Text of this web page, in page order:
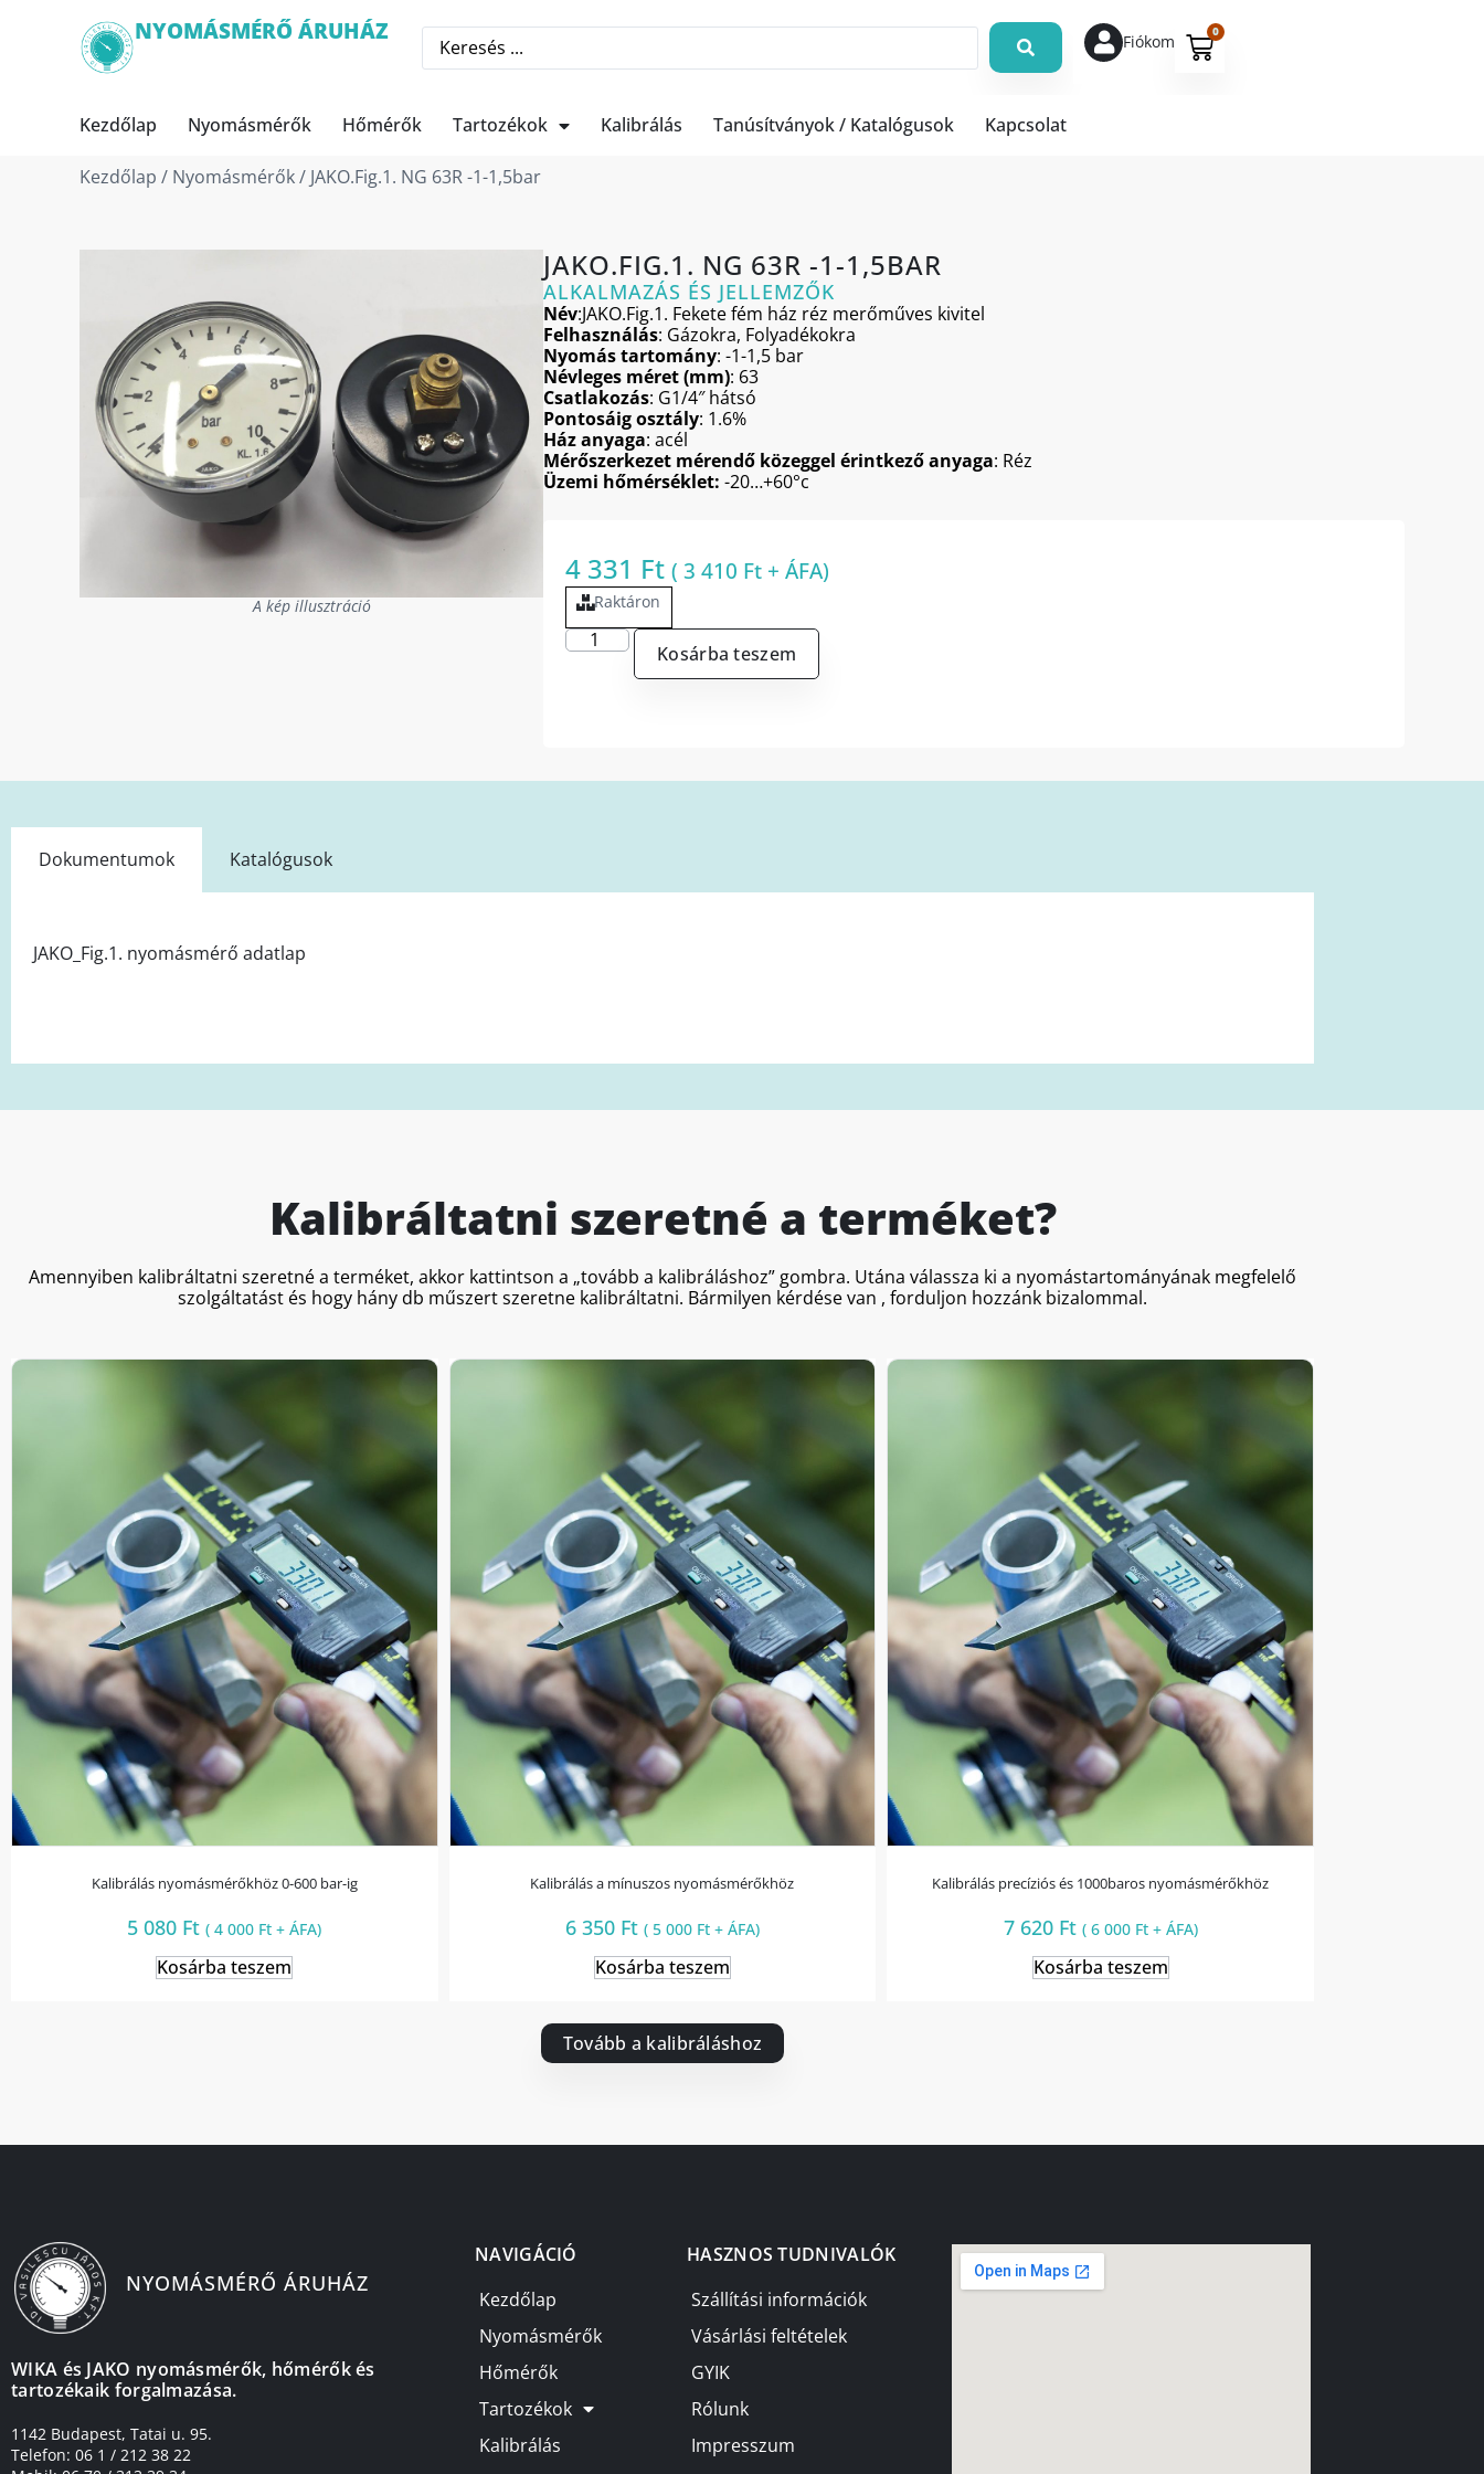
NYOMÁSMÉRŐ ÁRUHÁZ Fiókom
0
Kezdőlap Nyomásmérők Hőmérők Tartozékok Kalibrálás Tanúsítványok / Katalógusok Kapcsolat
Kezdőlap / Nyomásmérők/ JAKO.Fig.1. NG 63R -1-1,5bar
A kép illusztráció
JAKO.FIG.1. NG 63R -1-1,5BAR
ALKALMAZÁS ÉS JELLEMZŐK
Név:JAKO.Fig.1. Fekete fém ház réz merőműves kivitel
Felhasználás: Gázokra, Folyadékokra
Nyomás tartomány: -1-1,5 bar
Névleges méret (mm): 63
Csatlakozás: G1/4″ hátsó
Pontosáig osztály: 1.6%
Ház anyaga: acél
Mérőszerkezet mérendő közeggel érintkező anyaga: Réz
Üzemi hőmérséklet: -20…+60°c
4 331 Ft ( 3 410 Ft + ÁFA)
Raktáron
Kosárba teszem
Dokumentumok Katalógusok
JAKO_Fig.1. nyomásmérő adatlap
Kalibráltatni szeretné a terméket?
Amennyiben kalibráltatni szeretné a terméket, akkor kattintson a „tovább a kalibráláshoz” gombra. Utána válassza ki a nyomástartományának megfelelő
szolgáltatást és hogy hány db műszert szeretne kalibráltatni. Bármilyen kérdése van , forduljon hozzánk bizalommal.
Kalibrálás nyomásmérőkhöz 0-600 bar-ig
5 080 Ft (4 000 Ft + ÁFA)
Kosárba teszem
Kalibrálás a mínuszos nyomásmérőkhöz
6 350 Ft ( 5 000 Ft+ ÁFA)
Kosárba teszem
Kalibrálás precíziós és 1000baros nyomásmérőkhöz
7 620 Ft ( 6 000 Ft+ ÁFA)
Kosárba teszem
Tovább a kalibráláshoz
NYOMÁSMÉRŐ ÁRUHÁZ
WIKA és JAKO nyomásmérők, hőmérők és
tartozékaik forgalmazása.
1142 Budapest, Tatai u. 95.
Telefon: 06 1 / 212 38 22
NAVIGÁCIÓ
Kezdőlap
Nyomásmérők
Hőmérők
Tartozékok
Kalibrálás
HASZNOS TUDNIVALÓK
Szállítási információk
Vásárlási feltételek
GYIK
Rólunk
Impresszum